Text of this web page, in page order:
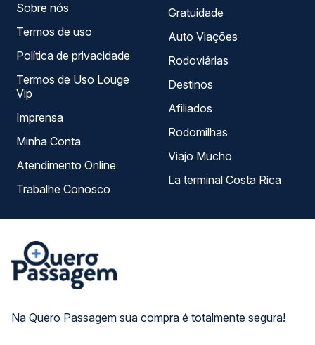
Na Quero Passagem sua compra é totalmente segura!
Sobre nós
Termos de uso
Política de privacidade
Termos de Uso Louge
Vip
Imprensa
Minha Conta
Atendimento Online
Trabalhe Conosco
Gratuidade
Auto Viações
Rodoviárias
Destinos
Afiliados
Rodomilhas
Viajo Mucho
La terminal Costa Rica